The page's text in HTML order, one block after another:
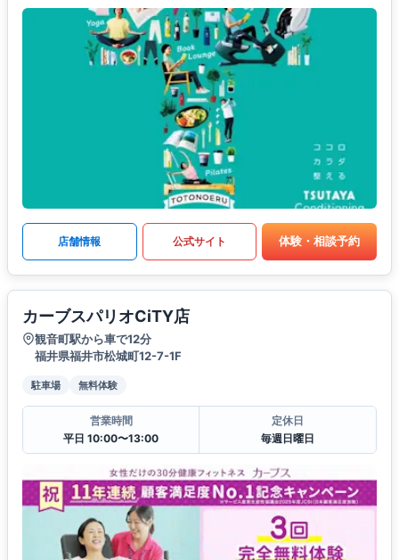
店舗情報 公式サイト 体験・相談予約
カーブスパリオCiTY店
観音町駅から車で12分
福井県福井市松城町12-7-1F
駐車場 無料体験
営業時間
平日 10:00〜13:00
定休日
毎週日曜日